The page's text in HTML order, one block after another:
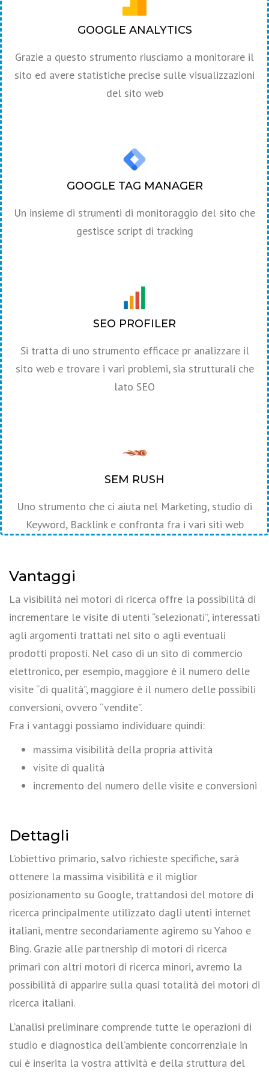
GOOGLE ANALYTICS
Grazie a questo strumento riusciamo a monitorare il
sito ed avere statistiche precise sulle visualizzazioni
del sito web
GOOGLE TAG MANAGER
Un insieme di strumenti di monitoraggio del sito che
gestisce script di tracking
SEO PROFILER
Si tratta di uno strumento efficace pr analizzare il
sito web e trovare i vari problemi, sia strutturali che
lato SEO
SEM RUSH
Uno strumento che ci aiuta nel Marketing, studio di
Keyword, Backlink e confronta fra i vari siti web
Vantaggi
La visibilità nei motori di ricerca offre la possibilità di
incrementare le visite di utenti “selezionati”, interessati
agli argomenti trattati nel sito o agli eventuali
prodotti proposti. Nel caso di un sito di commercio
elettronico, per esempio, maggiore è il numero delle
visite “di qualità”, maggiore è il numero delle possibili
conversioni, ovvero “vendite”.
Fra i vantaggi possiamo individuare quindi:
massima visibilità della propria attività
visite di qualità
incremento del numero delle visite e conversioni
Dettagli
L’obiettivo primario, salvo richieste specifiche, sarà
ottenere la massima visibilità e il miglior
posizionamento su Google, trattandosi del motore di
ricerca principalmente utilizzato dagli utenti internet
italiani, mentre secondariamente agiremo su Yahoo e
Bing. Grazie alle partnership di motori di ricerca
primari con altri motori di ricerca minori, avremo la
possibilità di apparire sulla quasi totalità dei motori di
ricerca italiani.
L’analisi preliminare comprende tutte le operazioni di
studio e diagnostica dell’ambiente concorrenziale in
cui è inserita la vostra attività e della struttura del